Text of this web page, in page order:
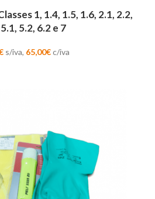
1, 1.4, 1.5, 1.6, 2.1, 2.2,
5.2, 6.2 e 7
s/iva, 65,00€c/iva